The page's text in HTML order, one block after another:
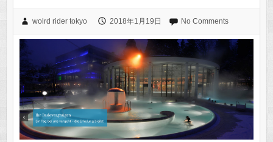
wolrd rider tokyo 2018年1月19日 No Comments